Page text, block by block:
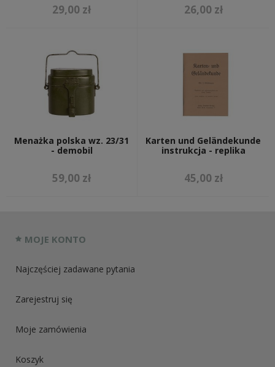
29,00 zł 26,00 zł
Menażka polska wz. 23/31
- demobil
59,00 zł
Karten und Geländekunde
instrukcja - replika
45,00 zł
MOJE KONTO
Najczęściej zadawane pytania
Zarejestruj się
Moje zamówienia
Koszyk